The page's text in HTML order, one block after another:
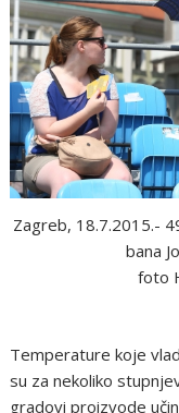
Zagreb, 18.7.2015.-
bana
foto
Temperature koje
su za nekoliko
gradovi proizvode